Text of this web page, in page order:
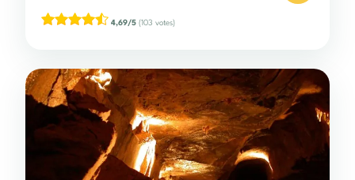
4,69/5 (103 votes)